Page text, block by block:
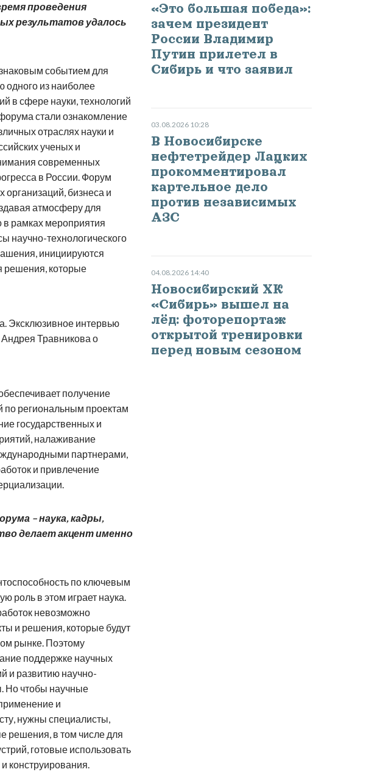
проведения
результатов удалось
событием для
одного из наиболее
в сфере науки, технологий
стали ознакомление
отраслях науки и
ученых и
современных
в России. Форум
организаций, бизнеса и
атмосферу для
в рамках мероприятия
научно-технологического
инициируются
решения, которые
получение
по региональным проектам
государственных и
налаживание
партнерами,
и привлечение
– наука, кадры,
делает акцент именно
по ключевым
роль в этом играет наука.
невозможно
и решения, которые будут
рынке. Поэтому
поддержке научных
и развитию научно-
Но чтобы научные
и
нужны специалисты,
решения, в том числе для
готовые использовать
конструирования.
«Это большая победа»:
зачем президент
России Владимир
Путин прилетел в
Сибирь и что заявил
03.08.2026 10:28
В Новосибирске
нефтетрейдер Лацких
прокомментировал
картельное дело
против независимых
АЗС
04.08.2026 14:40
Новосибирский ХК
«Сибирь» вышел на
лёд: фоторепортаж
открытой тренировки
перед новым сезоном